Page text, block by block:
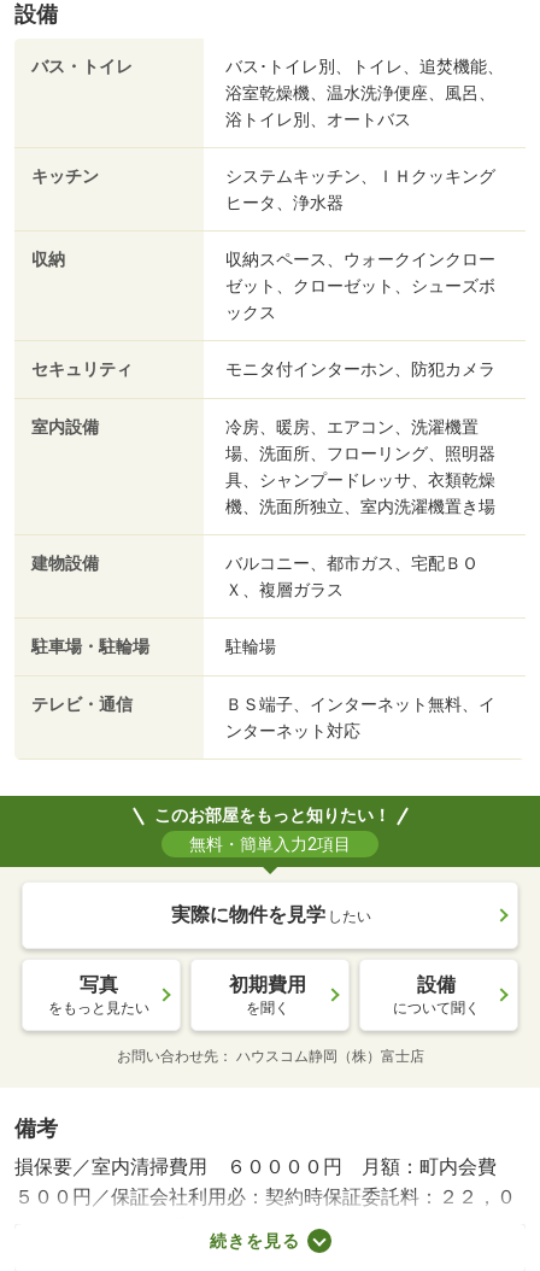
設備
バス・トイレ
バス･トイレ別、トイレ、追焚機能、
浴室乾燥機、温水洗浄便座、風呂、
浴トイレ別、オートバス
キッチン
システムキッチン、ＩＨクッキング
ヒータ、浄水器
収納
収納スペース、ウォークインクロー
ゼット、クローゼット、シューズボ
ックス
セキュリティ モニタ付インターホン、防犯カメラ
室内設備
冷房、暖房、エアコン、洗濯機置
場、洗面所、フローリング、照明器
具、シャンプードレッサ、衣類乾燥
機、洗面所独立、室内洗濯機置き場
建物設備
バルコニー、都市ガス、宅配ＢＯ
Ｘ、複層ガラス
駐車場・駐輪場 駐輪場
テレビ・通信
ＢＳ端子、インターネット無料、イ
ンターネット対応
このお部屋をもっと知りたい！
無料・簡単入力2項目
実際に物件を見学 したい
写真
をもっと見たい
初期費用
を聞く
設備
について聞く
お問い合わせ先 ハウスコム静岡（株）富士店
備考
損保要／室内清掃費用 ６００００円 月額：町内会費
５００円／保証会社利用必：契約時保証委託料：２２，０
００円／月額保証委託料：賃料総額の２．２％又は５．
５％／火災保険要加入／更新事務手数料２２ ０００円／
続きを見る